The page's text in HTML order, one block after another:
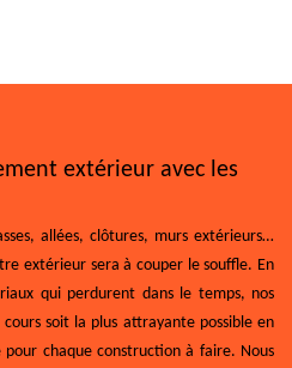
extérieur avec les
allées, clôtures, murs extérieurs…
extérieur sera à couper le souffle. En
qui perdurent dans le temps, nos
soit la plus attrayante possible en
chaque construction à faire. Nous